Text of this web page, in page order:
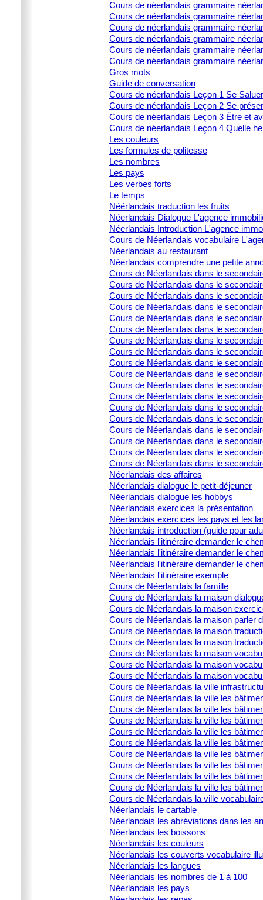
Cours de néerlandais grammaire
Cours de néerlandais grammaire
Cours de néerlandais grammaire
Cours de néerlandais grammaire
Cours de néerlandais grammaire
Cours de néerlandais grammaire
Gros mots
Guide de conversation
Cours de néerlandais Leçon 1 Se Saluer
Cours de néerlandais Leçon 2 Se
Cours de néerlandais Leçon 3 Être et
Cours de néerlandais Leçon 4 Quelle
Les couleurs
Les formules de politesse
Les nombres
Les pays
Les verbes forts
Le temps
Néérlandais traduction les fruits
Néerlandais Dialogue L'agence
Néerlandais Introduction L'agence
Cours de Néerlandais vocabulaire
Néerlandais au restaurant
Néerlandais comprendre une petite
Cours de Néerlandais dans le
Cours de Néerlandais dans le
Cours de Néerlandais dans le
Cours de Néerlandais dans le
Cours de Néerlandais dans le
Cours de Néerlandais dans le
Cours de Néerlandais dans le
Cours de Néerlandais dans le
Cours de Néerlandais dans le
Cours de Néerlandais dans le
Cours de Néerlandais dans le
Cours de Néerlandais dans le
Cours de Néerlandais dans le
Cours de Néerlandais dans le
Cours de Néerlandais dans le
Cours de Néerlandais dans le
Cours de Néerlandais dans le
Cours de Néerlandais dans le
Néerlandais des affaires
Néerlandais dialogue le petit-déjeuner
Néerlandais dialogue les hobbys
Néerlandais exercices la présentation
Néerlandais exercices les pays et les
Néerlandais introduction (guide pour
Néerlandais l'itinéraire demander le
Néerlandais l'itinéraire demander le
Néerlandais l'itinéraire demander le
Néerlandais l'itinéraire exemple
Cours de Néerlandais la famille
Cours de Néerlandais la maison
Cours de Néerlandais la maison
Cours de Néerlandais la maison parler
Cours de Néerlandais la maison
Cours de Néerlandais la maison
Cours de Néerlandais la maison
Cours de Néerlandais la maison
Cours de Néerlandais la maison
Cours de Néerlandais la ville
Cours de Néerlandais la ville les
Cours de Néerlandais la ville les
Cours de Néerlandais la ville les
Cours de Néerlandais la ville les
Cours de Néerlandais la ville les
Cours de Néerlandais la ville les
Cours de Néerlandais la ville les
Cours de Néerlandais la ville les
Cours de Néerlandais la ville les
Cours de Néerlandais la ville
Néerlandais le cartable
Néerlandais les abréviations dans les
Néerlandais les boissons
Néerlandais les couleurs
Néerlandais les couverts vocabulaire
Néerlandais les langues
Néerlandais les nombres de 1 à 100
Néerlandais les pays